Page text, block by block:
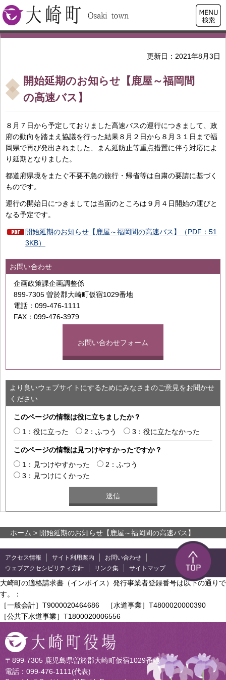
大崎町
検索・
共通メ
ニュー
更新日：2021年8月3日
開始延期のお知らせ【鹿屋～福岡間
の高速バス】
８月７日から予定しておりました高速バスの運行につきまして、政
府の動向を踏まえ協議を行った結果８月２日から８月３１日まで福
岡県で再び発出されました、まん延防止等重点措置に伴う対応によ
り延期となりました。
都道府県境をまたぐ不要不急の旅行・帰省等は自粛の要請に基づく
ものです。
運行の開始日につきましては当面のところは９月４日開始の運びと
なる予定です。
開始延期のお知らせ【鹿屋～福岡間の高速バス】（PDF：51
3KB）
お問い合わせ
企画政策課企画調整係
899-7305 曽於郡大崎町仮宿1029番地
電話：099-476-1111
FAX：099-476-3979
お問い合わせフォーム
より良いウェブサイトにするためにみなさまのご意見をお聞かせ
ください
このページの情報は役に立ちましたか？
1：役に立った
2：ふつう 3：役に立たなかった
このページの情報は見つけやすかったですか？
1：見つけやすかった
2：ふつう
3：見つけにくかった
ホーム > 開始延期のお知らせ【鹿屋～福岡間の高速バス】
アクセス情報 サイト利用案内
お問い合わせ
ウェブアクセシビリティ方針
リンク集 サイトマップ
大崎町の適格請求書（インボイス）発行事業者登録番号は以下の通りで
す。：
［一般会計］T9000020464686 ［水道事業］T4800020000390
［公共下水道事業］T1800020006556
〒899-7305 鹿児島県曽於郡大崎町仮宿1029番地
電話：099-476-1111(代表)